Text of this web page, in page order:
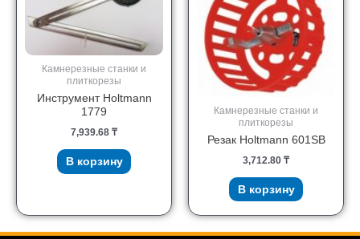
Камнерезные станки и
плиткорезы
Инструмент Holtmann
1779
7,939.68 ₸
В корзину
Камнерезные станки и
плиткорезы
Резак Holtmann 601SB
3,712.80 ₸
В корзину